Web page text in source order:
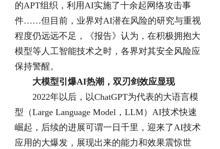
的APT组织，利用AI实施了十余起网络攻击事
件……但目前，业界对AI潜在风险的研究与重视
程度仍远远不足，《报告》认为，在积极拥抱大
模型等人工智能技术之时，各界对其安全风险应
保持警醒。
大模型引爆AI热潮，双刃剑效应显现
2022年以后，以ChatGPT为代表的大语言模
型（Large Language Model，LLM）AI技术快速
崛起，后续的进展可谓一日千里，迎来了AI技术
应用的大爆发，展现出来的能力和效果震惊世